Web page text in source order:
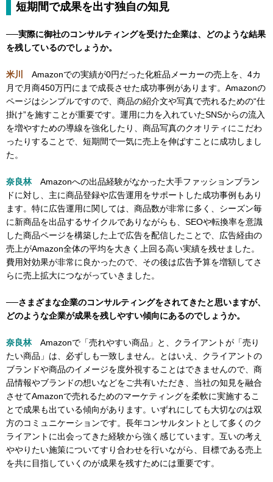
短期間で成果を出す独自の知見
──実際に御社のコンサルティングを受けた企業は、どのような結果
を残しているのでしょうか。
米川
Amazonでの実績が0円だった化粧品メーカーの売上を、4カ
月で月商450万円にまで成長させた成功事例があります。Amazonの
ページはシンプルですので、商品の紹介文や写真で売れるための“仕
掛け”を施すことが重要です。運用に力を入れていたSNSからの流入
を増やすための導線を強化したり、商品写真のクオリティにこだわ
ったりすることで、短期間で一気に売上を伸ばすことに成功しまし
た。
奈良林Amazonへの出品経験がなかった大手ファッションブラン
ドに対し、主に商品登録や広告運用をサポートした成功事例もあり
ます。特に広告運用に関しては、商品数が非常に多く、シーズン毎
に新商品を出品するサイクルでありながらも、SEOや転換率を意識
した商品ページを構築した上で広告を配信したことで、広告経由の
売上がAmazon全体の平均を大きく上回る高い実績を残せました。
費用対効果が非常に良かったので、その後は広告予算を増額してさ
らに売上拡大につながっていきました。
──さまざまな企業のコンサルティングをされてきたと思いますが、
どのような企業が成果を残しやすい傾向にあるのでしょうか。
奈良林Amazonで「売れやすい商品」と、クライアントが「売り
たい商品」は、必ずしも一致しません。とはいえ、クライアントの
ブランドや商品のイメージを度外視することはできませんので、商
品情報やブランドの想いなどをご共有いただき、当社の知見を融合
させてAmazonで売れるためのマーケティングを柔軟に実施するこ
とで成果も出ている傾向があります。いずれにしても大切なのは双
方のコミュニケーションです。長年コンサルタントとして多くのク
ライアントに出会ってきた経験から強く感じています。互いの考え
ややりたい施策についてすり合わせを行いながら、目標である売上
を共に目指していくのが成果を残すためには重要です。